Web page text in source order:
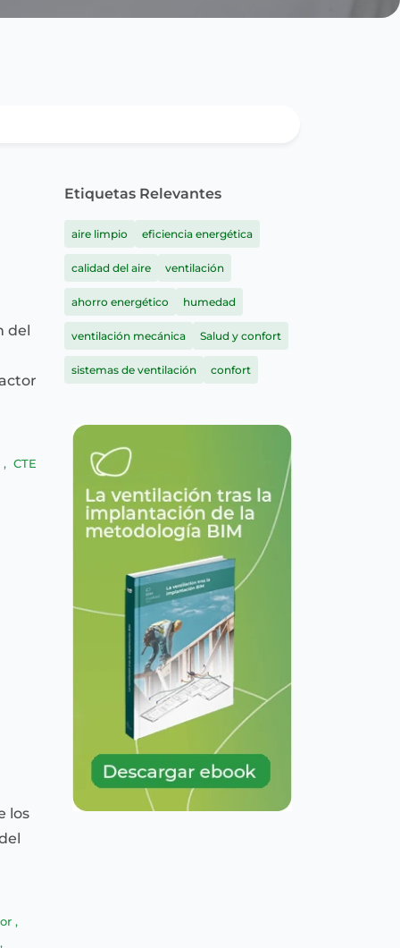
del
, CTE
los
,
,
Etiquetas Relevantes
aire limpio eficiencia energética
calidad del aire ventilación
ahorro energético humedad
ventilación mecánica Salud y confort
sistemas de ventilación confort